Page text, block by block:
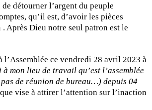
détourner l’argent du peuple
qu’il est, d’avoir les pièces
Après Dieu notre seul patron est le
l’Assemblée ce vendredi 28 avril 2023 à
mon lieu de travail qu’est l’assemblée
de réunion de bureau…) depuis 04
vise à attirer l’attention sur l’inaction